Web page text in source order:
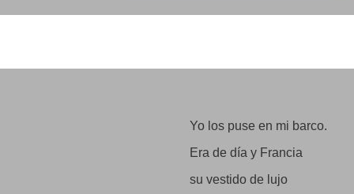
alfareros, curtidores:
se iba poblando el barco
que partía a mi patria.
Yo sentía en los dedos
las semillas
Yo los puse en mi barco.
Era de día y Francia
su vestido de lujo